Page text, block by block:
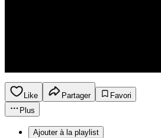
Like Partager
Favori
Plus
Ajouter à la playlist